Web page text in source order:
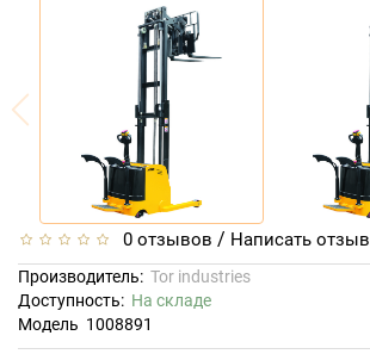
0 отзывов / Написать отзыв
Производитель: Tor industries
Доступность: На складе
Модель 1008891